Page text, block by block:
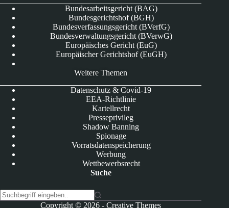
Bundesarbeitsgericht (BAG)
Bundesgerichtshof (BGH)
Bundesverfassungsgericht (BVerfG)
Bundesverwaltungsgericht (BVerwG)
Europäisches Gericht (EuG)
Europäischer Gerichtshof (EuGH)
Weitere Themen
Datenschutz & Covid-19
EEA-Richtlinie
Kartellrecht
Presseprivileg
Shadow Banning
Spionage
Vorratsdatenspeicherung
Werbung
Wettbewerbsrecht
Suche
Copyright © 2026 -Creative Themes